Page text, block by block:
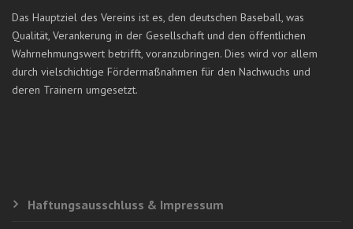
Das Hauptziel des Vereins ist es, den deutschen Baseball, was
Qualität, Verankerung in der Gesellschaft und den öffentlichen
Wahrnehmungswert betrifft, voranzubringen. Dies wird vor allem
durch vielschichtige Fördermaßnahmen für den Nachwuchs und
deren Trainern umgesetzt.
Haftungsausschluss & Impressum